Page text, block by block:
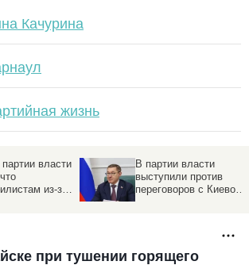
Качурина
жизнь
власти
из-за
В партии власти
выступили против
переговоров с Киевом
при тушении горящего